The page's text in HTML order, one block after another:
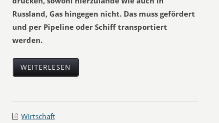
Russland, Gas hingegen nicht. Das muss gefördert
und per Pipeline oder Schiff transportiert
werden.
WEITERLESEN
Wirtschaft